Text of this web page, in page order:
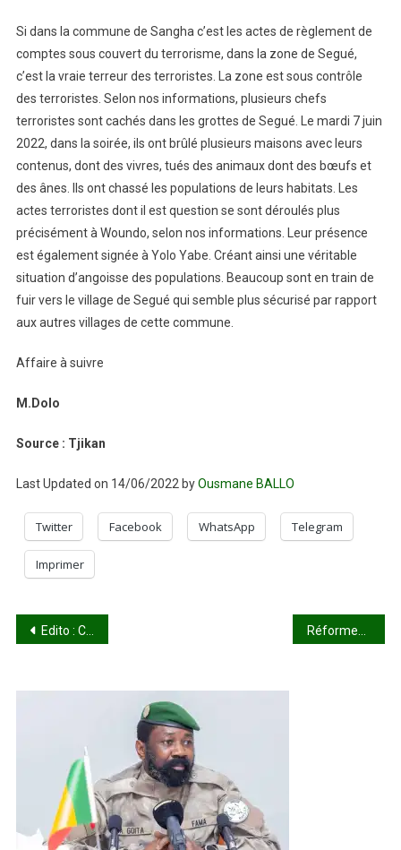
Si dans la commune de Sangha c’est les actes de règlement de
comptes sous couvert du terrorisme, dans la zone de Segué,
c’est la vraie terreur des terroristes. La zone est sous contrôle
des terroristes. Selon nos informations, plusieurs chefs
terroristes sont cachés dans les grottes de Segué. Le mardi 7 juin
2022, dans la soirée, ils ont brûlé plusieurs maisons avec leurs
contenus, dont des vivres, tués des animaux dont des bœufs et
des ânes. Ils ont chassé les populations de leurs habitats. Les
actes terroristes dont il est question se sont déroulés plus
précisément à Woundo, selon nos informations. Leur présence
est également signée à Yolo Yabe. Créant ainsi une véritable
situation d’angoisse des populations. Beaucoup sont en train de
fuir vers le village de Segué qui semble plus sécurisé par rapport
aux autres villages de cette commune.
Affaire à suivre
M.Dolo
Source : Tjikan
Last Updated on 14/06/2022 byOusmane BALLO
Twitter Facebook WhatsApp Telegram
Imprimer
Navigation
l’article
Edito : Choguel se ramolli enfin ! Réformes politiques et institutionnelles : le processus d’élaboration de la nouvelle constitution lancée